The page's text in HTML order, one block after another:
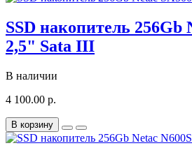
SSD накопитель 256Gb
2,5" Sata III
В наличии
4 100.00 р.
В корзину